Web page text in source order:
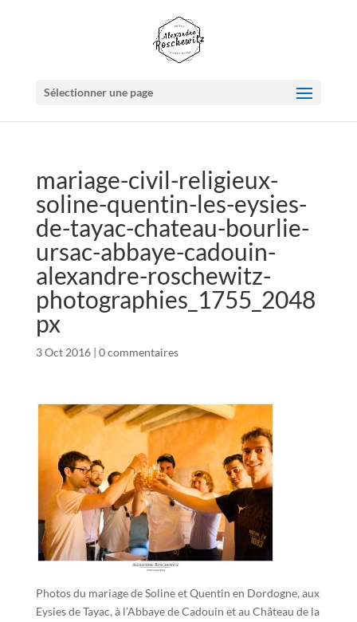
Sélectionner une page
mariage-civil-religieux-
soline-quentin-les-eysies-
de-tayac-chateau-bourlie-
ursac-abbaye-cadouin-
alexandre-roschewitz-
photographies_1755_2048
px
3 Oct 2016| 0 commentaires
Photos du mariage de Soline et Quentin en Dordogne, aux
Eysies de Tayac, à l’Abbaye de Cadouin et au Château de la